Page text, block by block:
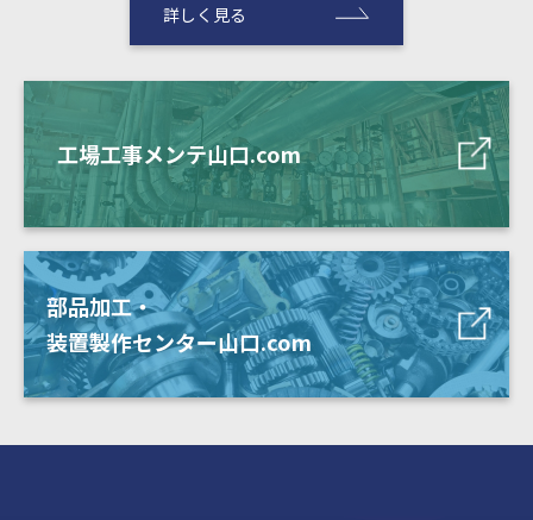
詳しく見る
工場工事メンテ山口.com
部品加工・
装置製作センター山口.com